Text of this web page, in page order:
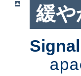
緩や